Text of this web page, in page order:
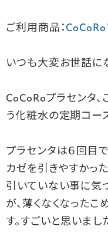
ご利用商品：
いつも大変お世話に
CoCoRoプラセンタ、
う化粧水の定期コー
プラセンタは６回目
カゼを引きやすかっ
引いていない事に気
が、薄くなくなった
す。 すごいと思いまし